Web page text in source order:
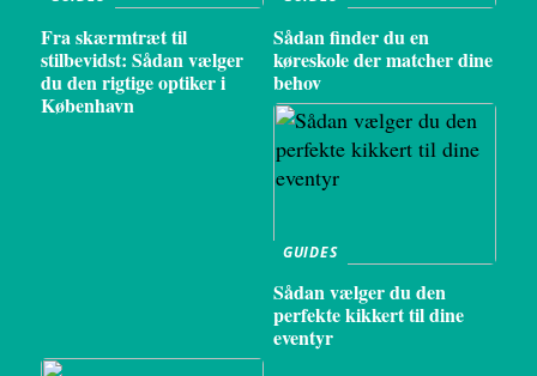
Fra skærmtræt til
stilbevidst: Sådan vælger
du den rigtige optiker i
København
Sådan finder du en
køreskole der matcher dine
behov
GUIDES
Sådan vælger du den
perfekte kikkert til dine
eventyr